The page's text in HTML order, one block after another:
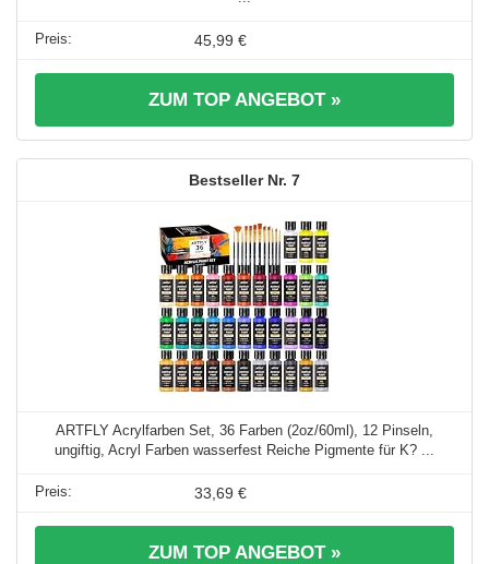
45,99 €
ZUM TOP ANGEBOT »
7
ARTFLY Acrylfarben Set, 36 Farben (2oz/60ml), 12 Pinseln,
ungiftig, Acryl Farben wasserfest Reiche Pigmente für K? ...
33,69 €
ZUM TOP ANGEBOT »